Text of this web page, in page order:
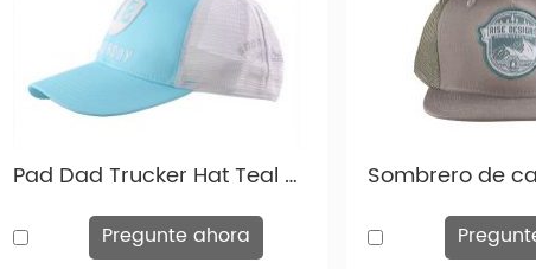
Los productos de malla de malla verde personalizada son más
Tela de malla personalizada de varios colores y formas
A continuación se muestra una muestra de malla de varios colores y
Pad Dad Trucker Hat Teal Green Baseball Gap con malla gris hacia atrás
Pregunte ahora